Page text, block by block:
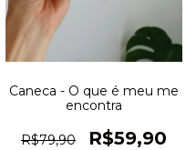
Caneca - O que é meu me
encontra
R$79,90 R$59,90